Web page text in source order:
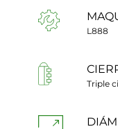
L888
Triple